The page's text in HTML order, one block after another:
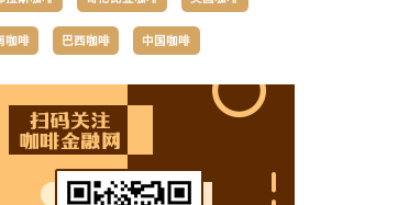
咖啡 巴西咖啡 中国咖啡